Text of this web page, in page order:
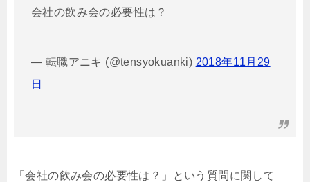
会社の飲み会の必要性は？
— 転職アニキ (@tensyokuanki) 2018年11月29
日
「会社の飲み会の必要性は？」という質問に関して